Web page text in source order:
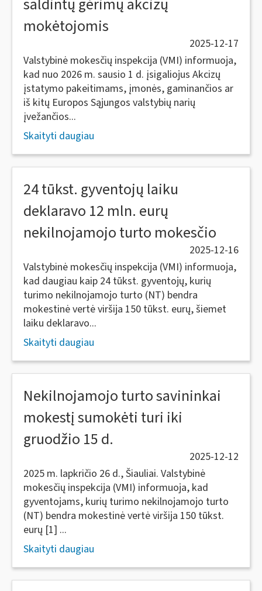
saldintų gėrimų akcizų
mokėtojomis
2025-12-17
Valstybinė mokesčių inspekcija (VMI) informuoja,
kad nuo 2026 m. sausio 1 d. įsigaliojus Akcizų
įstatymo pakeitimams, įmonės, gaminančios ar
iš kitų Europos Sąjungos valstybių narių
įvežančios...
Skaityti daugiau
24 tūkst. gyventojų laiku
deklaravo 12 mln. eurų
nekilnojamojo turto mokesčio
2025-12-16
Valstybinė mokesčių inspekcija (VMI) informuoja,
kad daugiau kaip 24 tūkst. gyventojų, kurių
turimo nekilnojamojo turto (NT) bendra
mokestinė vertė viršija 150 tūkst. eurų, šiemet
laiku deklaravo...
Skaityti daugiau
Nekilnojamojo turto savininkai
mokestį sumokėti turi iki
gruodžio 15 d.
2025-12-12
2025 m. lapkričio 26 d., Šiauliai. Valstybinė
mokesčių inspekcija (VMI) informuoja, kad
gyventojams, kurių turimo nekilnojamojo turto
(NT) bendra mokestinė vertė viršija 150 tūkst.
eurų [1] ...
Skaityti daugiau